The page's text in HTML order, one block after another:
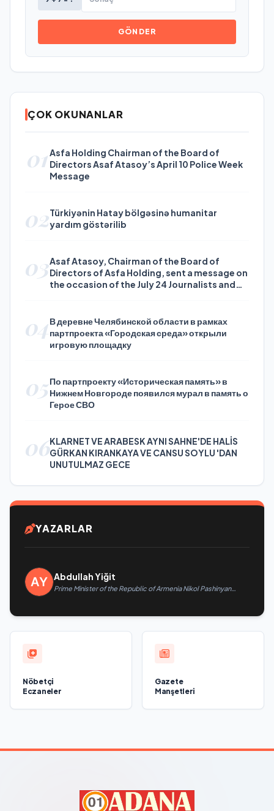
GÖNDER
ÇOK OKUNANLAR
01Asfa Holding Chairman of the Board of
Directors Asaf Atasoy’s April 10 Police Week
Message
02Türkiyənin Hatay bölgəsinə humanitar
yardım göstərilib
03Asaf Atasoy, Chairman of the Board of
Directors of Asfa Holding, sent a message on
the occasion of the July 24 Journalists and
04В деревне Челябинской области в рамках
партпроекта «Городская среда» открыли
игровую площадку
05По партпроекту «Историческая память» в
Нижнем Новгороде появился мурал в память о
Герое СВО
06KLARNET VE ARABESK AYNI SAHNE'DE HALİS
GÜRKAN KIRANKAYA VE CANSU SOYLU 'DAN
UNUTULMAZ GECE
YAZARLAR
Abdullah Yiğit
Prime Minister of the Republic of Armenia Nikol Pashinyan
Nöbetçi
Eczaneler
Gazete
Manşetleri